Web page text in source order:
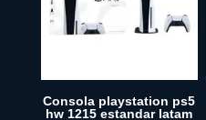
Consola playstation ps5
hw 1215 estandar latam